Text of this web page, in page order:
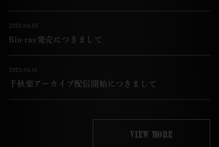
2025.04.03
Blu-ray発売につきまして
2025.04.01
千秋楽アーカイブ配信開始につきまして
View More